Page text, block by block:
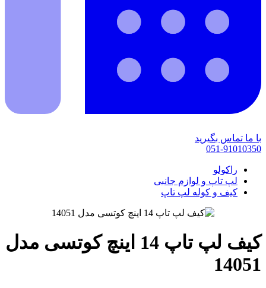
با ما تماس بگیرید
051-91010350
راکولو
لپ تاپ و لوازم جانبی
کیف و کوله لپ تاپ
کیف لپ تاپ 14 اینچ کوتسی مدل
14051